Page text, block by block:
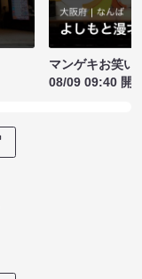
マンゲキお笑い
08/09 09:40 開